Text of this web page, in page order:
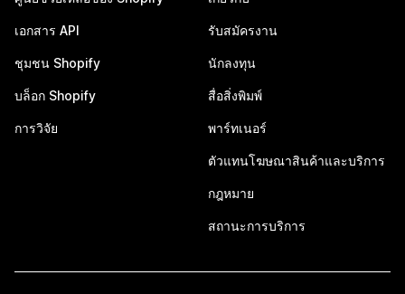
เอกสาร API
ชุมชน Shopify
บล็อก Shopify
การวิจัย
รับสมัครงาน
นักลงทุน
สื่อสิ่งพิมพ์
พาร์ทเนอร์
ตัวแทนโฆษณาสินค้าและบริการ
กฎหมาย
สถานะการบริการ